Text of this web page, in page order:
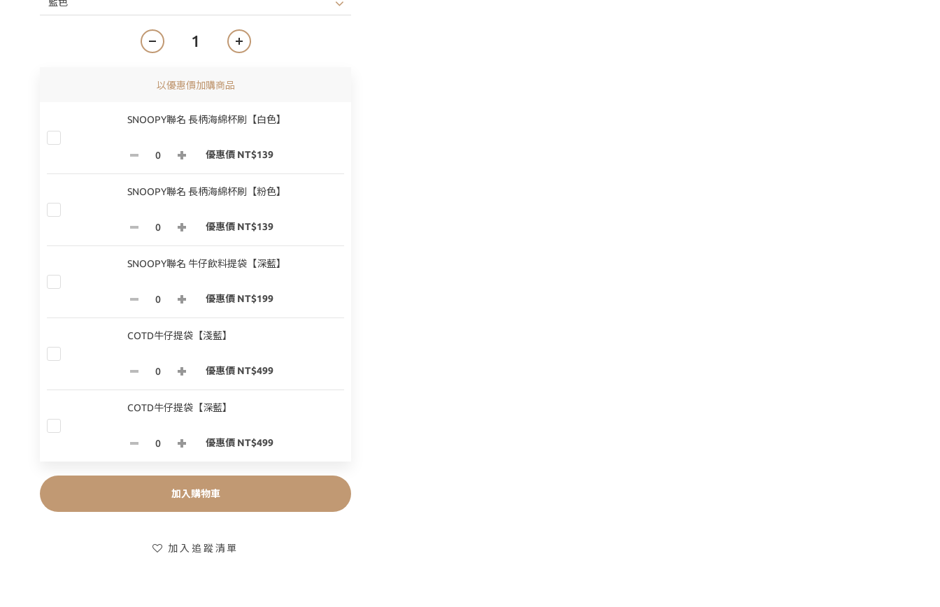
以優惠價加購商品
SNOOPY聯名 長柄海綿杯刷【白色】
優惠價 NT$139
SNOOPY聯名 長柄海綿杯刷【粉色】
優惠價 NT$139
SNOOPY聯名 牛仔飲料提袋【深藍】
優惠價 NT$199
COTD牛仔提袋【淺藍】
優惠價 NT$499
COTD牛仔提袋【深藍】
優惠價 NT$499
加入購物車
加入追蹤清單